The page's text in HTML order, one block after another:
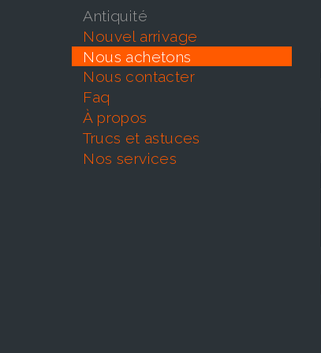
antiquité
nouvel arrivage
nous achetons
nous contacter
faq
À propos
trucs et astuces
nos services